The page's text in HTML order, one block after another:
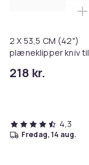
2 X 53,5 CM (42")
plæneklipper kniv til
Husqvarna, 127843
218 kr.
4,3
fredag, 14 aug.